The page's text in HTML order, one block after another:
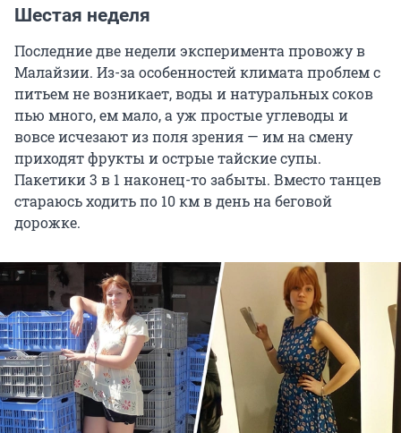
Шестая неделя
Последние две недели эксперимента провожу в
Малайзии. Из-за особенностей климата проблем с
питьем не возникает, воды и натуральных соков
пью много, ем мало, а уж простые углеводы и
вовсе исчезают из поля зрения — им на смену
приходят фрукты и острые тайские супы.
Пакетики 3 в 1 наконец-то забыты. Вместо танцев
стараюсь ходить по 10 км в день на беговой
дорожке.